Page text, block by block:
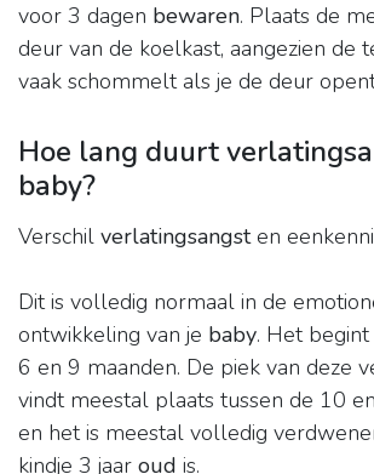
voor 3 dagen bewaren. Plaats de
deur van de koelkast, aangezien de
vaak schommelt als je de deur
Hoe lang duurt
baby?
Verschil verlatingsangsten
Dit is volledig normaal in de
ontwikkeling van je baby. Het
6 en 9 maanden. De piek van deze
vindt meestal plaats tussen de 10
en het is meestal volledig
kindje 3 jaar oud is.